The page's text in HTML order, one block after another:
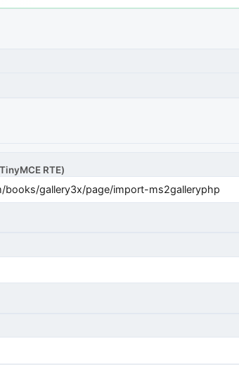
RTE)
books/gallery3x/page/import-ms2galleryphp